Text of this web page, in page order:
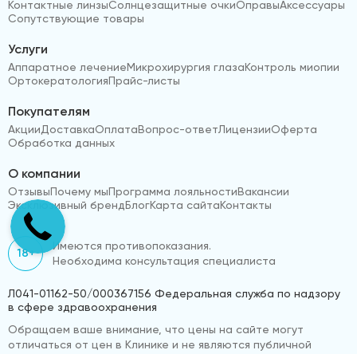
Контактные линзыСолнцезащитные очкиОправыАксессуары
Сопутствующие товары
Услуги
Аппаратное лечениеМикрохирургия глазаКонтроль миопии
ОртокератологияПрайс-листы
Покупателям
АкцииДоставкаОплатаВопрос-ответЛицензииОферта
Обработка данных
О компании
ОтзывыПочему мыПрограмма лояльностиВакансии
Эксклюзивный брендБлогКарта сайтаКонтакты
18+
Имеются противопоказания.
Необходима консультация специалиста
Л041-01162-50/000367156 Федеральная служба по надзору
в сфере здравоохранения
Обращаем ваше внимание, что цены на сайте могут
отличаться от цен в Клинике и не являются публичной